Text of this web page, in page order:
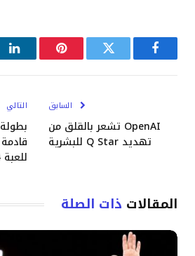
فيسبوكتويتر بينتيريست
السابق
OpenAI تشعر بالقلق من
تهديد Q Star للبشرية
التالي
للعبة EA Sports FC 24
المقالات ذات الصلة